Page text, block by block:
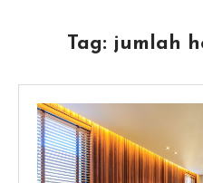
Tag: jumlah